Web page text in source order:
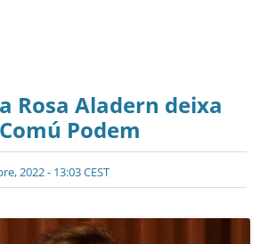
Rosa Aladern deixa
Podem
2022 - 13:03 CEST